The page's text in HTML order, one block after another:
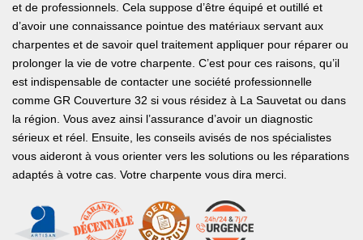
et de professionnels. Cela suppose d’être équipé et outillé et
d’avoir une connaissance pointue des matériaux servant aux
charpentes et de savoir quel traitement appliquer pour réparer ou
prolonger la vie de votre charpente. C’est pour ces raisons, qu’il
est indispensable de contacter une société professionnelle
comme GR Couverture 32 si vous résidez à La Sauvetat ou dans
la région. Vous avez ainsi l’assurance d’avoir un diagnostic
sérieux et réel. Ensuite, les conseils avisés de nos spécialistes
vous aideront à vous orienter vers les solutions ou les réparations
adaptés à votre cas. Votre charpente vous dira merci.